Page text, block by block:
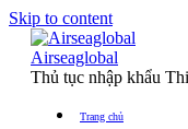
Skip to content
Airseaglobal
Thủ tục nhập khẩu
Trang chủ